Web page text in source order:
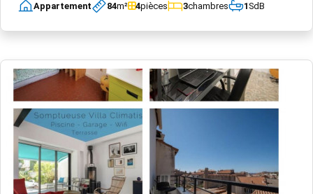
Appartement 84m² 4pièces 3chambres 1SdB